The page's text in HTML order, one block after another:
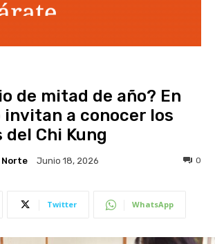
de mitad de año? En
invitan a conocer los
Chi Kung
Norte Junio 18, 2026 0
Twitter WhatsApp